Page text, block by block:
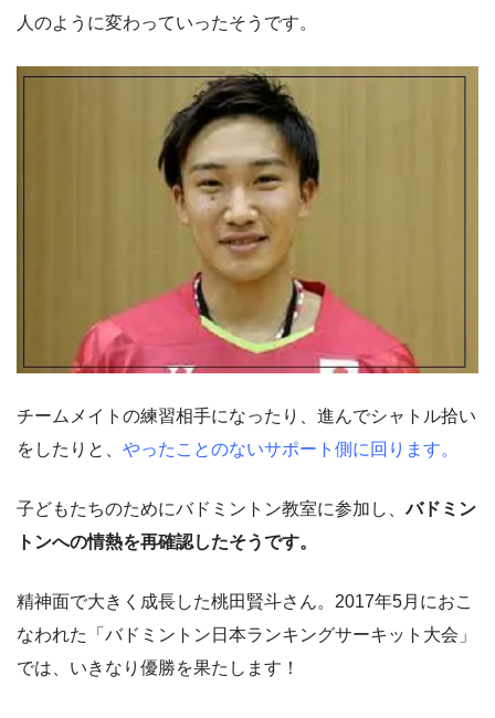
人のように変わっていったそうです。
チームメイトの練習相手になったり、進んでシャトル拾い
をしたりと、 やったことのないサポート側に回ります。
子どもたちのためにバドミントン教室に参加し、バドミン
トンへの情熱を再確認したそうです。
精神面で大きく成長した桃田賢斗さん。2017年5月におこ
なわれた「バドミントン日本ランキングサーキット大会」
では、いきなり優勝を果たします！